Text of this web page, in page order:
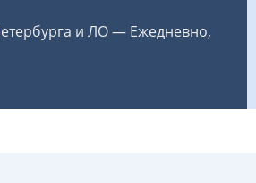
и ЛО — Ежедневно,